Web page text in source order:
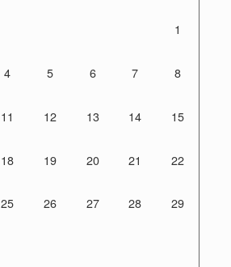
1
4 5 6 7 8
11 12 13 14 15
18 19 20 21 22
25 26 27 28 29